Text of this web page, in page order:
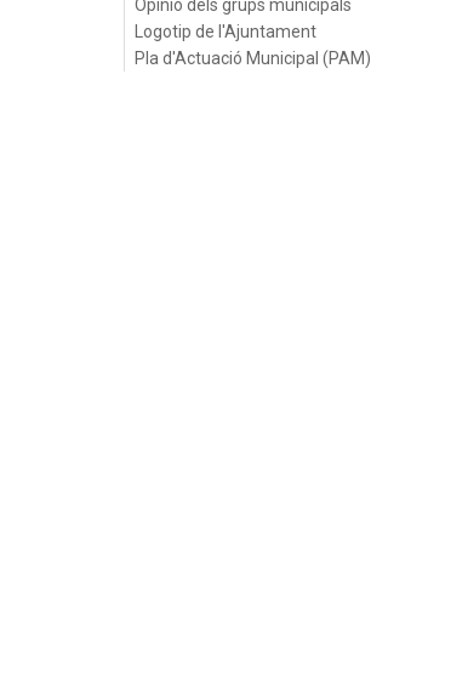
Opinió dels grups municipals
Logotip de l'Ajuntament
Pla d'Actuació Municipal (PAM)